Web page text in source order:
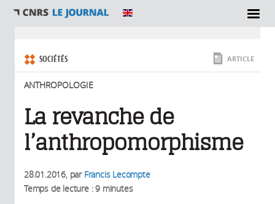
SECTIONS
SOCIÉTÉS
ANTHROPOLOGIE
ARTICLE
La revanche de
l’anthropomorphisme
28.01.2016, par Francis Lecompte
Temps de lecture : 9 minutes